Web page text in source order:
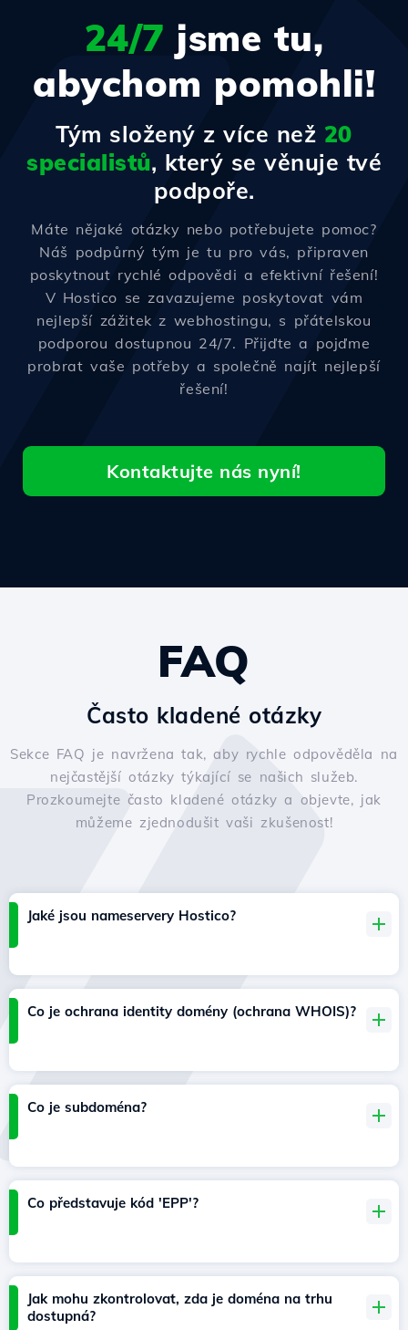
24/7 jsme tu,
abychom pomohli!
Tým složený z více než 20
specialistů, který se věnuje tvé
podpoře.
Máte nějaké otázky nebo potřebujete pomoc?
Náš podpůrný tým je tu pro vás, připraven
poskytnout rychlé odpovědi a efektivní řešení!
V Hostico se zavazujeme poskytovat vám
nejlepší zážitek z webhostingu, s přátelskou
podporou dostupnou 24/7. Přijďte a pojďme
probrat vaše potřeby a společně najít nejlepší
řešení!
Kontaktujte nás nyní!
FAQ
Často kladené otázky
Sekce FAQ je navržena tak, aby rychle odpověděla na
nejčastější otázky týkající se našich služeb.
Prozkoumejte často kladené otázky a objevte, jak
můžeme zjednodušit vaši zkušenost!
Jaké jsou nameservery Hostico?
Co je ochrana identity domény (ochrana WHOIS)?
Co je subdoména?
Co představuje kód 'EPP'?
Jak mohu zkontrolovat, zda je doména na trhu
dostupná?